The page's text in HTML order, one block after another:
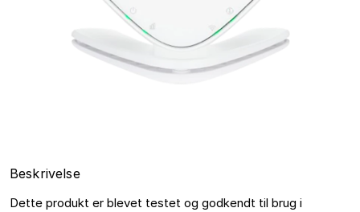
Beskrivelse
Dette produkt er blevet testet og godkendt til brug i